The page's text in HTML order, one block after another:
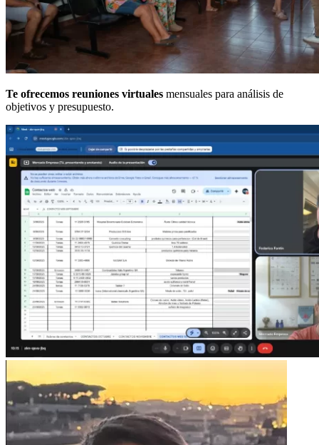
Te ofrecemos reuniones virtuales mensuales para análisis de
objetivos y presupuesto.